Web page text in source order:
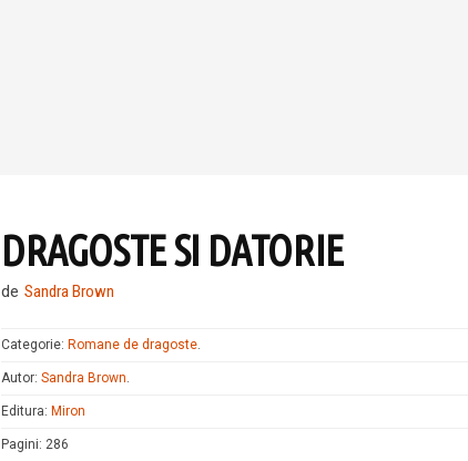
DRAGOSTE SI DATORIE
de Sandra Brown
Categorie: Romane de dragoste.
Autor: Sandra Brown.
Editura: Miron
Pagini: 286